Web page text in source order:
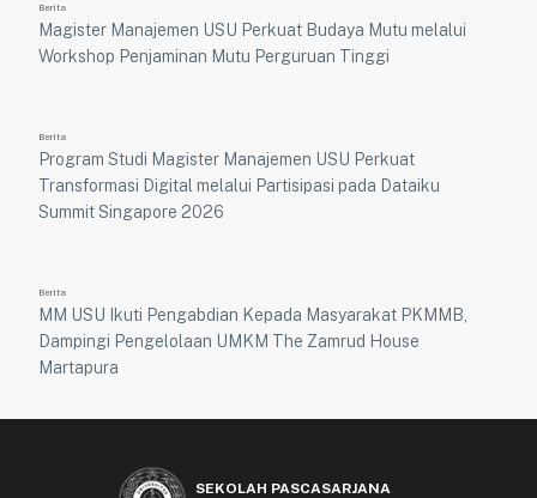
Berita
Magister Manajemen USU Perkuat Budaya Mutu melalui
Workshop Penjaminan Mutu Perguruan Tinggi
Berita
Program Studi Magister Manajemen USU Perkuat
Transformasi Digital melalui Partisipasi pada Dataiku
Summit Singapore 2026
Berita
MM USU Ikuti Pengabdian Kepada Masyarakat PKMMB,
Dampingi Pengelolaan UMKM The Zamrud House
Martapura
SEKOLAH PASCASARJANA